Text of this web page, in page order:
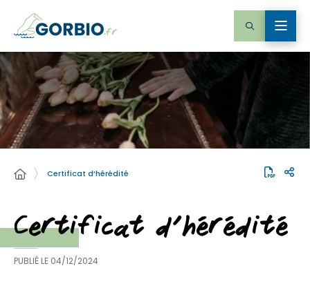
Certificat d’hérédité
Certificat d’hérédité
PUBLIÉ LE 04/12/2024